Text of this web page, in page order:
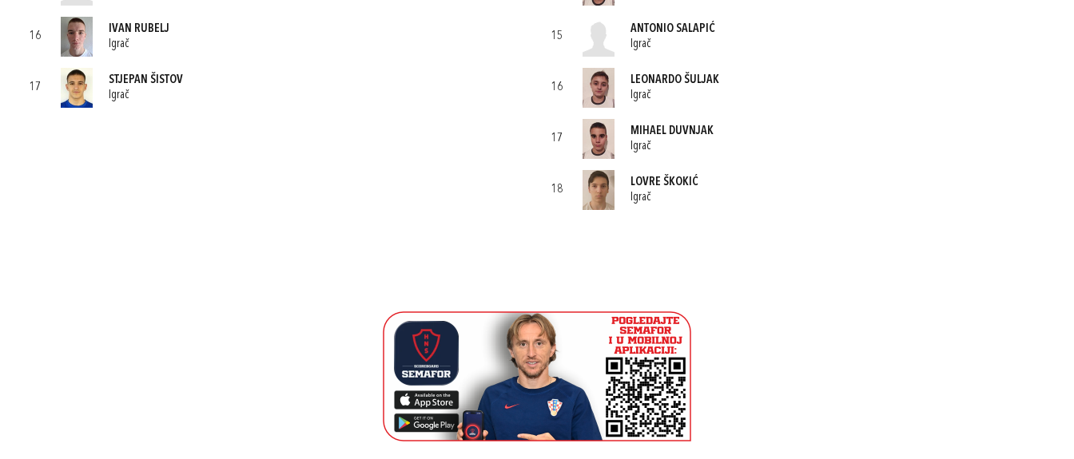
16
IVAN RUBELJ
Igrač
17
STJEPAN ŠISTOV
Igrač
15
ANTONIO SALAPIĆ
Igrač
16
LEONARDO ŠULJAK
Igrač
17
MIHAEL DUVNJAK
Igrač
18
LOVRE ŠKOKIĆ
Igrač